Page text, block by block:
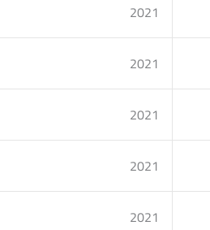
2021
2021
2021
2021
2021